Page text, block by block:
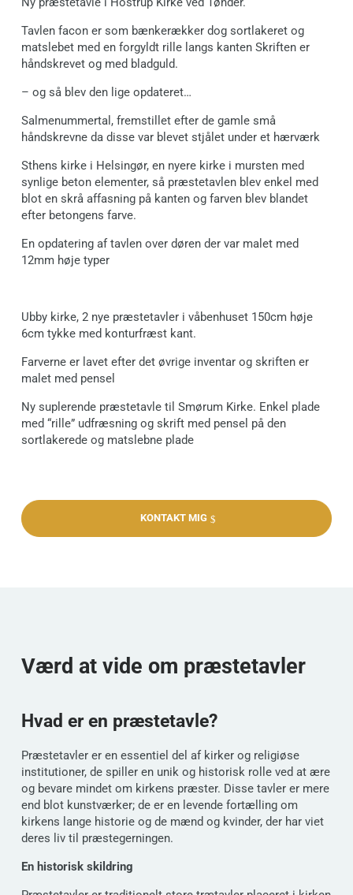
Tavlen facon er som bænkerækker dog sortlakeret og
matslebet med en forgyldt rille langs kanten Skriften er
håndskrevet og med bladguld.
– og så blev den lige opdateret…
Salmenummertal, fremstillet efter de gamle små
håndskrevne da disse var blevet stjålet under et hærværk
Sthens kirke i Helsingør, en nyere kirke i mursten med
synlige beton elementer, så præstetavlen blev enkel med
blot en skrå affasning på kanten og farven blev blandet
efter betongens farve.
En opdatering af tavlen over døren der var malet med
12mm høje typer
Ubby kirke, 2 nye præstetavler i våbenhuset 150cm høje
6cm tykke med konturfræst kant.
Farverne er lavet efter det øvrige inventar og skriften er
malet med pensel
Ny suplerende præstetavle til Smørum Kirke. Enkel plade
med “rille” udfræsning og skrift med pensel på den
sortlakerede og matslebne plade
KONTAKT MIG
Værd at vide om præstetavler
Hvad er en præstetavle?
Præstetavler er en essentiel del af kirker og religiøse
institutioner, de spiller en unik og historisk rolle ved at ære
og bevare mindet om kirkens præster. Disse tavler er mere
end blot kunstværker; de er en levende fortælling om
kirkens lange historie og de mænd og kvinder, der har viet
deres liv til præstegerningen.
En historisk skildring